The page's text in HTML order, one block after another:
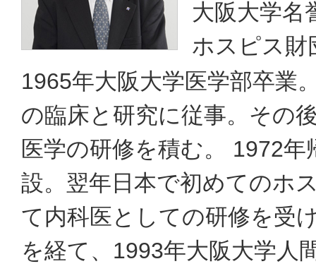
大阪大学名
ホスピス財
1965年大阪大学医学部卒業
の臨床と研究に従事。その
医学の研修を積む。 1972
設。翌年日本で初めてのホ
て内科医としての研修を受
を経て、1993年大阪大学人